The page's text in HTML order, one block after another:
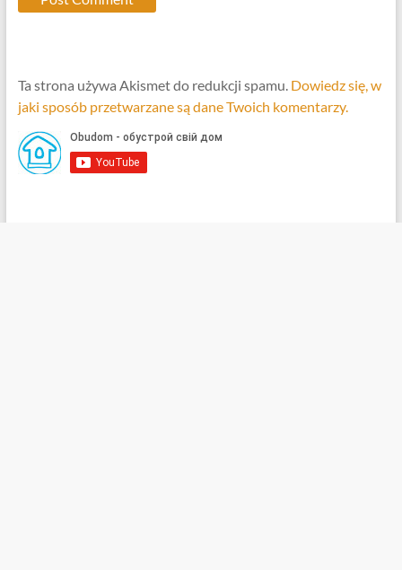
Ta strona używa Akismet do redukcji spamu. Dowiedz się, w
jaki sposób przetwarzane są dane Twoich komentarzy.